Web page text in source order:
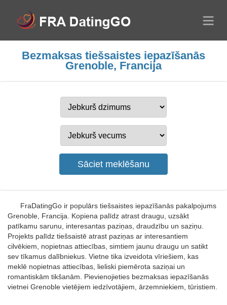
Bezmaksas tiešsaistes iepazīšanās
Grenoble, Francija
FraDatingGo ir populārs tiešsaistes iepazīšanās pakalpojums
Grenoble, Francija. Kopiena palīdz atrast draugu, uzsākt
patīkamu sarunu, interesantas paziņas, draudzību un saziņu.
Projekts palīdz tiešsaistē atrast paziņas ar interesantiem
cilvēkiem, nopietnas attiecības, simtiem jaunu draugu un satikt
sev tīkamus dalībniekus. Vietne tika izveidota vīriešiem, kas
meklē nopietnas attiecības, lieliski piemērota saziņai un
romantiskām tikšanām. Pievienojieties bezmaksas iepazīšanās
vietnei Grenoble vietējiem iedzīvotājiem, ārzemniekiem, tūristiem.